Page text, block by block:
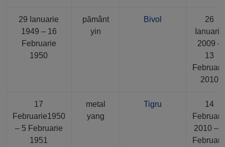
29 Ianuarie
1949 – 16
Februarie
1950
pământ
yin
Bivol
26
Ianuarie
2009 –
13
2010
17
Februarie1950
– 5 Februarie
1951
metal
yang
Tigru
14
2010 – 2